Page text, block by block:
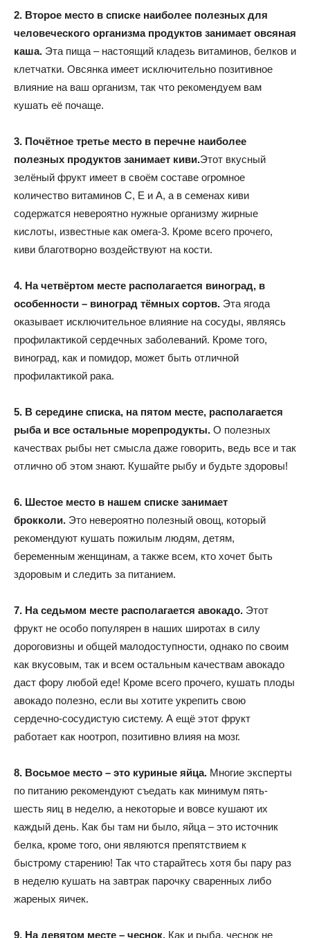
2. Второе место в списке наиболее полезных для
человеческого организма продуктов занимает овсяная
каша. Эта пища – настоящий кладезь витаминов, белков и
клетчатки. Овсянка имеет исключительно позитивное
влияние на ваш организм, так что рекомендуем вам
кушать её почаще.
3. Почётное третье место в перечне наиболее
полезных продуктов занимает киви.Этот вкусный
зелёный фрукт имеет в своём составе огромное
количество витаминов С, Е и А, а в семенах киви
содержатся невероятно нужные организму жирные
кислоты, известные как омега-3. Кроме всего прочего,
киви благотворно воздействуют на кости.
4. На четвёртом месте располагается виноград, в
особенности – виноград тёмных сортов. Эта ягода
оказывает исключительное влияние на сосуды, являясь
профилактикой сердечных заболеваний. Кроме того,
виноград, как и помидор, может быть отличной
профилактикой рака.
5. В середине списка, на пятом месте, располагается
рыба и все остальные морепродукты. О полезных
качествах рыбы нет смысла даже говорить, ведь все и так
отлично об этом знают. Кушайте рыбу и будьте здоровы!
6. Шестое место в нашем списке занимает
брокколи. Это невероятно полезный овощ, который
рекомендуют кушать пожилым людям, детям,
беременным женщинам, а также всем, кто хочет быть
здоровым и следить за питанием.
7. На седьмом месте располагается авокадо. Этот
фрукт не особо популярен в наших широтах в силу
дороговизны и общей малодоступности, однако по своим
как вкусовым, так и всем остальным качествам авокадо
даст фору любой еде! Кроме всего прочего, кушать плоды
авокадо полезно, если вы хотите укрепить свою
сердечно-сосудистую систему. А ещё этот фрукт
работает как ноотроп, позитивно влияя на мозг.
8. Восьмое место – это куриные яйца. Многие эксперты
по питанию рекомендуют съедать как минимум пять-
шесть яиц в неделю, а некоторые и вовсе кушают их
каждый день. Как бы там ни было, яйца – это источник
белка, кроме того, они являются препятствием к
быстрому старению! Так что старайтесь хотя бы пару раз
в неделю кушать на завтрак парочку сваренных либо
жареных яичек.
9. На девятом месте – чеснок. Как и рыба, чеснок не